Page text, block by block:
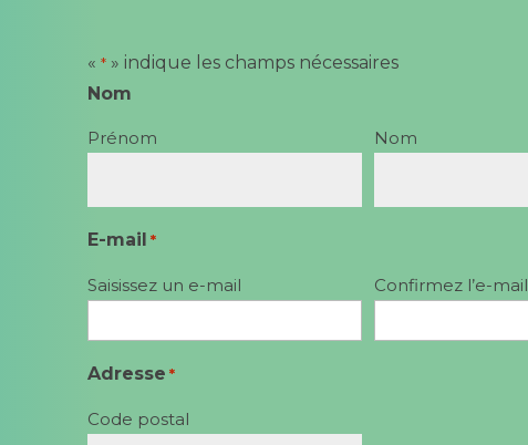
« *» indique les champs nécessaires
Nom
Prénom Nom
E-mail *
Saisissez un e-mail Confirmez l’e-mail
Adresse *
Code postal